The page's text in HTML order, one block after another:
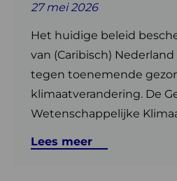
27 mei 2026
Het huidige beleid
van (Caribisch)
tegen toenemende
klimaatverandering. De
Wetenschappelijke
Lees meer